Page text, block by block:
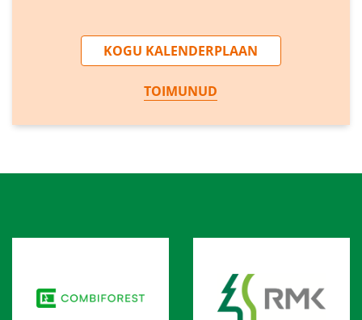
KOGU KALENDERPLAAN
TOIMUNUD